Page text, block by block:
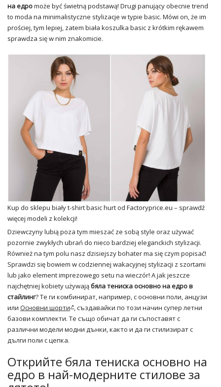
на едроmoże być świetną podstawą! Drugi panujący obecnie trend
to moda na minimalistyczne stylizacje w typie basic. Mówi on, że im
prościej, tym lepiej, zatem biała koszulka basic z krótkim rękawem
sprawdza się w nim znakomicie.
Kup do sklepu biały t-shirt basic hurt od Factoryprice.eu – sprawdź
więcej modeli z kolekcji!
Dziewczyny lubią poza tym mieszać ze sobą style oraz używać
pozornie zwykłych ubrań do nieco bardziej eleganckich stylizacji.
Również na tym polu nasz dzisiejszy bohater ma się czym popisać!
Sprawdzi się bowiem w codziennej wakacyjnej stylizacji z szortami
lub jako element imprezowego setu na wieczór! A jak jeszcze
najchętniej kobiety używająбяла тениска основно на едро в
стайлинг? Те ги комбинират, например, с основни поли, анцузи
или Основни шорти , създавайки по този начин супер летни
базови комплекти. Те също обичат да ги съпоставят с
различни модели модни дънки, както и да ги стилизират с
дълги поли с цепка.
Открийте бяла тениска основно на
едро в най-модерните стилове за